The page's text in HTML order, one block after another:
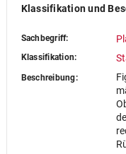
Klassifikation und
Sachbegriff:
Klassifikation:
Beschreibung: